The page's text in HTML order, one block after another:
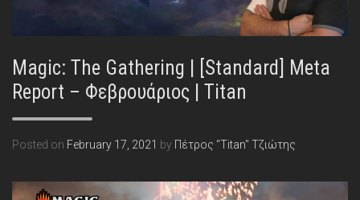
Magic: The Gathering | [Standard] Meta
Report – Φεβρουάριος | Titan
Posted on February 17, 2021 by Πέτρος "Titan" Τζιώτης